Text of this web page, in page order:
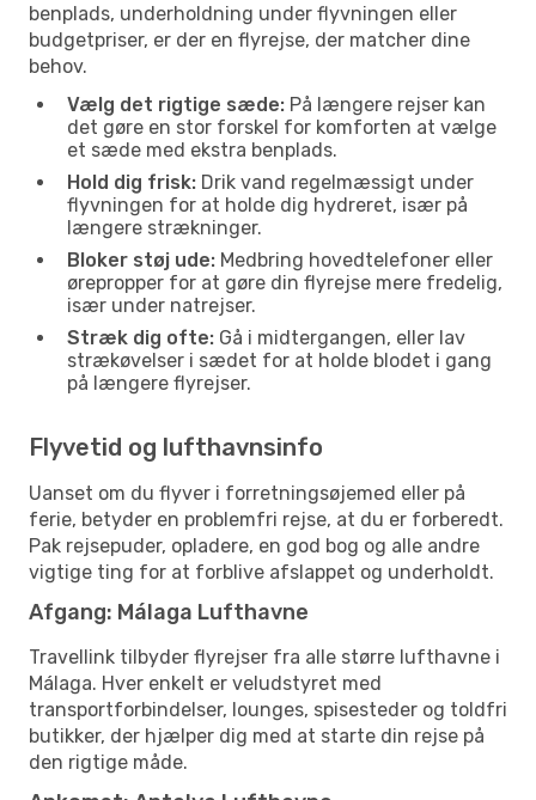
benplads, underholdning under flyvningen eller
budgetpriser, er der en flyrejse, der matcher dine
behov.
Vælg det rigtige sæde: På længere rejser kan
det gøre en stor forskel for komforten at vælge
et sæde med ekstra benplads.
Hold dig frisk: Drik vand regelmæssigt under
flyvningen for at holde dig hydreret, især på
længere strækninger.
Bloker støj ude: Medbring hovedtelefoner eller
ørepropper for at gøre din flyrejse mere fredelig,
især under natrejser.
Stræk dig ofte: Gå i midtergangen, eller lav
strækøvelser i sædet for at holde blodet i gang
på længere flyrejser.
Flyvetid og lufthavnsinfo
Uanset om du flyver i forretningsøjemed eller på
ferie, betyder en problemfri rejse, at du er forberedt.
Pak rejsepuder, opladere, en god bog og alle andre
vigtige ting for at forblive afslappet og underholdt.
Afgang: Málaga Lufthavne
Travellink tilbyder flyrejser fra alle større lufthavne i
Málaga. Hver enkelt er veludstyret med
transportforbindelser, lounges, spisesteder og toldfri
butikker, der hjælper dig med at starte din rejse på
den rigtige måde.